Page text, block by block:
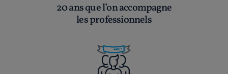
20 ans que l’on accompagne
les professionnels